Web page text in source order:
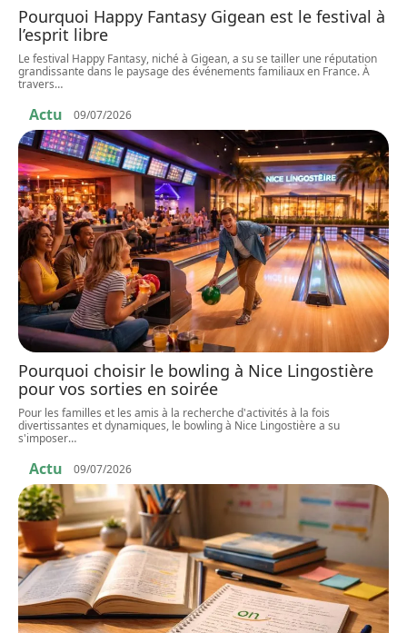
Pourquoi Happy Fantasy Gigean est le festival à
l’esprit libre
Le festival Happy Fantasy, niché à Gigean, a su se tailler une réputation
grandissante dans le paysage des événements familiaux en France. À
travers…
Actu 09/07/2026
Pourquoi choisir le bowling à Nice Lingostière
pour vos sorties en soirée
Pour les familles et les amis à la recherche d'activités à la fois
divertissantes et dynamiques, le bowling à Nice Lingostière a su
s'imposer…
Actu 09/07/2026